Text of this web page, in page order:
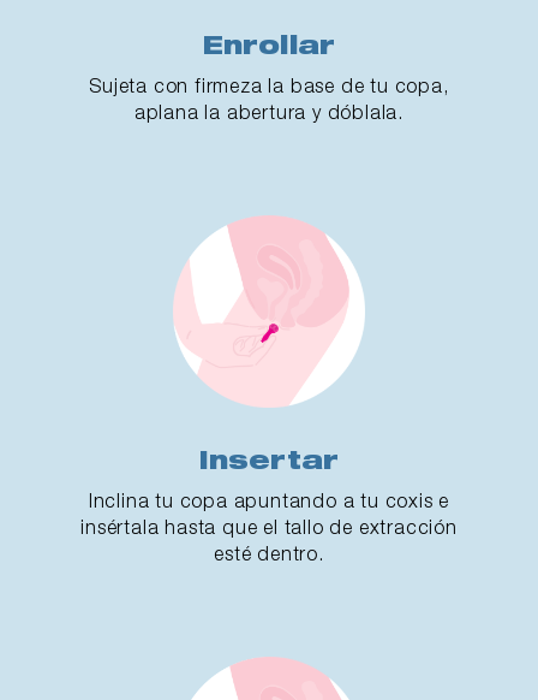
Enrollar
Sujeta con firmeza la base de tu copa,
aplana la abertura y dóblala.
Insertar
Inclina tu copa apuntando a tu coxis e
insértala hasta que el tallo de extracción
esté dentro.